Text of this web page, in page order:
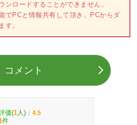
ンロードすることができません。
でPCと情報共有して頂き、PCからダ
す。
コメント
価(1 人)： 4.5
件